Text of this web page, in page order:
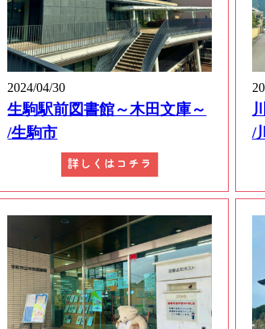
2024/04/30
生駒駅前図書館～木田文庫～
/生駒市
/